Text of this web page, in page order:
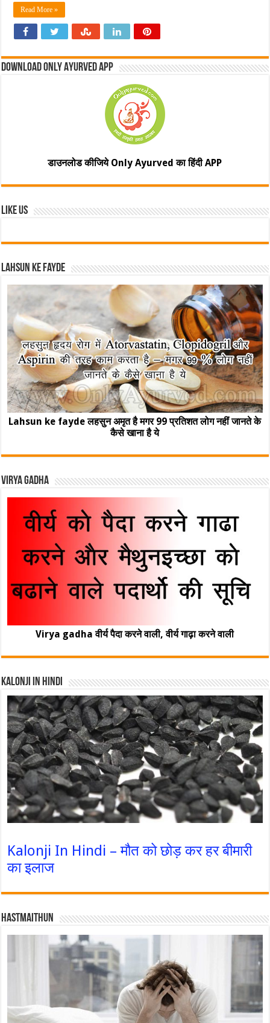
Read More »
Download Only Ayurved App
डाउनलोड कीजिये Only Ayurved का हिंदी APP
Like Us
Lahsun ke fayde
Lahsun ke fayde लहसुन अमृत है मगर 99 प्रतिशत लोग नहीं जानते के
कैसे खाना है ये
Virya Gadha
Virya gadha वीर्य पैदा करने वाली, वीर्य गाढ़ा करने वाली
Kalonji In Hindi
Kalonji In Hindi – मौत को छोड़ कर हर बीमारी
का इलाज
Hastmaithun